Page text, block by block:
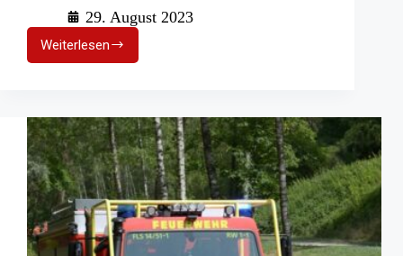
29. August 2023
Weiterlesen
18-
Volt-
präzise
Schneidtechnologien:
Smarte
Akku-
Rettungsgeräte
von
WEBER
RESCUE
SYSTEMS